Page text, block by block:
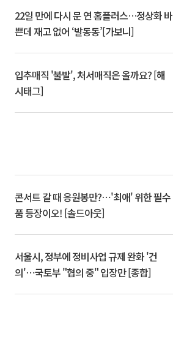
22일 만에 다시 문 연 홈플러스…정상화 바
쁜데 재고 없어 ‘발동동’[가보니]
입추매직 '불발', 처서매직은 올까요? [해
시태그]
콘서트 갈 때 응원봉만?⋯'최애' 위한 필수
품 등장이오! [솔드아웃]
서울시, 정부에 정비사업 규제 완화 '건
의'⋯국토부 "협의 중" 입장만 [종합]